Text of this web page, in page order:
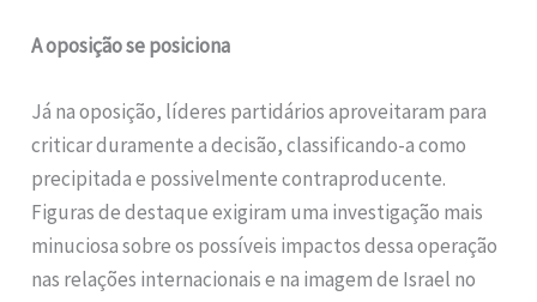
A oposição se posiciona
Já na oposição, líderes partidários aproveitaram para
criticar duramente a decisão, classificando-a como
precipitada e possivelmente contraproducente.
Figuras de destaque exigiram uma investigação mais
minuciosa sobre os possíveis impactos dessa operação
nas relações internacionais e na imagem de Israel no